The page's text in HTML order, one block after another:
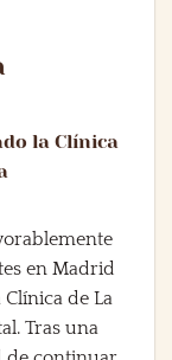
la Clínica
en Madrid
de La
Tras una